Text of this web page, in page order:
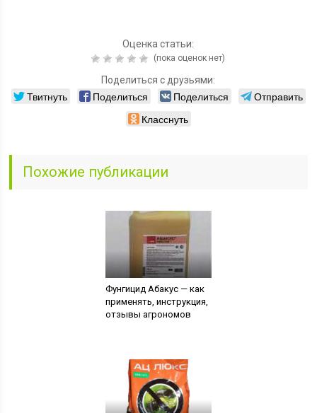
Оценка статьи:
(пока оценок нет)
Поделиться с друзьями:
Твитнуть Поделиться Поделиться
Отправить
Класснуть
Похожие публикации
Фунгицид Абакус — как
применять, инструкция,
отзывы агрономов